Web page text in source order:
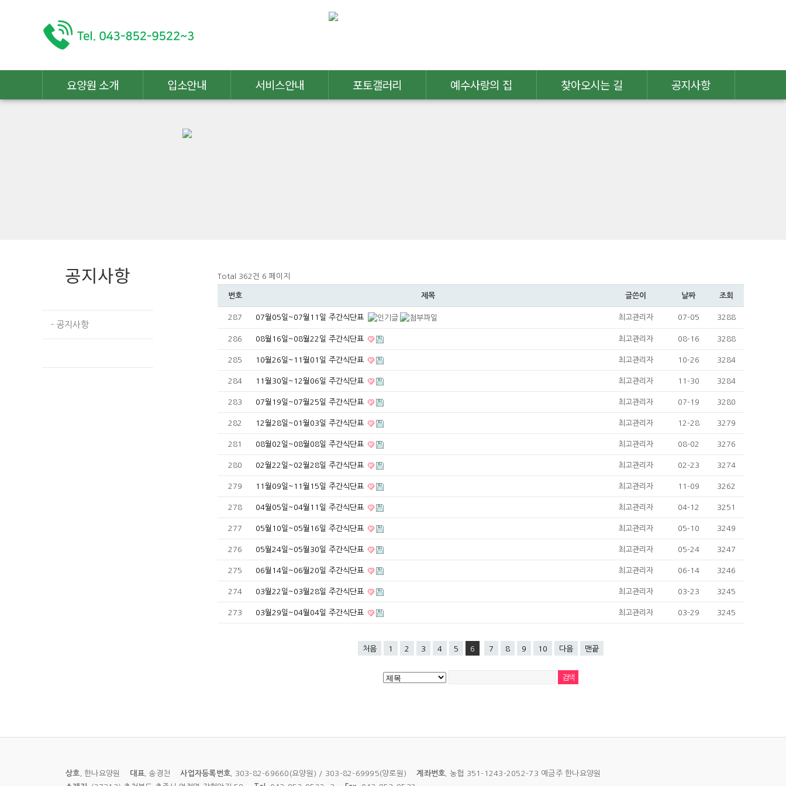
요양원 소개 입소안내 서비스안내 포토갤러리 예수사랑의 집 찾아오시는 길 공지사항
공지사항
- 공지사항
Total 362건 6 페이지
번호 제목 글쓴이 날짜 조회
287 07월05일~07월11일 주간식단표 최고관리자 07-05 3288
286 08월16일~08월22일 주간식단표 최고관리자 08-16 3288
285 10월26일~11월01일 주간식단표 최고관리자 10-26 3284
284 11월30일~12월06일 주간식단표 최고관리자 11-30 3284
283 07월19일~07월25일 주간식단표 최고관리자 07-19 3280
282 12월28일~01월03일 주간식단표 최고관리자 12-28 3279
281 08월02일~08월08일 주간식단표 최고관리자 08-02 3276
280 02월22일~02월28일 주간식단표 최고관리자 02-23 3274
279 11월09일~11월15일 주간식단표 최고관리자 11-09 3262
278 04월05일~04월11일 주간식단표 최고관리자 04-12 3251
277 05월10일~05월16일 주간식단표 최고관리자 05-10 3249
276 05월24일~05월30일 주간식단표 최고관리자 05-24 3247
275 06월14일~06월20일 주간식단표 최고관리자 06-14 3246
274 03월22일~03월28일 주간식단표 최고관리자 03-23 3245
273 03월29일~04월04일 주간식단표 최고관리자 03-29 3245
처음 1 2 3 4 5 6 7 8 9 10 다음 맨끝
상호.한나요양원 대표.송경천사업자등록번호. 303-82-69660(요양원) / 303-82-69995(양로원)계좌번호.
농협 351-1243-2052-73 예금주 한나요양원